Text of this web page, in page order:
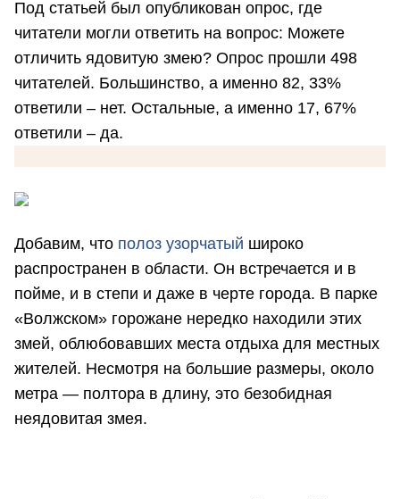
Под статьей был опубликован опрос, где
читатели могли ответить на вопрос: Можете
отличить ядовитую змею? Опрос прошли 498
читателей. Большинство, а именно 82, 33%
ответили – нет. Остальные, а именно 17, 67%
ответили – да.
Добавим, что полоз узорчатый широко
распространен в области. Он встречается и в
пойме, и в степи и даже в черте города. В парке
«Волжском» горожане нередко находили этих
змей, облюбовавших места отдыха для местных
жителей. Несмотря на большие размеры, около
метра — полтора в длину, это безобидная
неядовитая змея.